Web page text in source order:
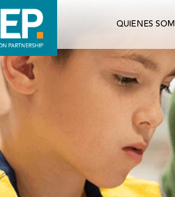
QUIENES